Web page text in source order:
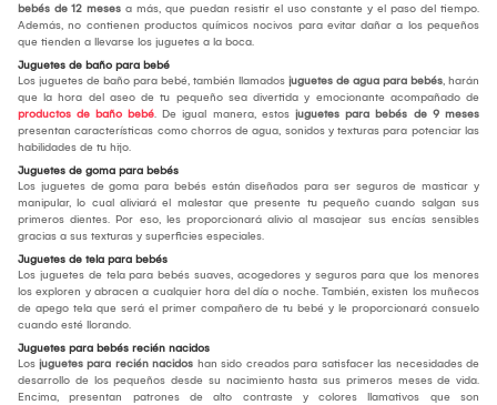
bebés de 12 meses a más, que puedan resistir el uso constante y el paso del tiempo.
Además, no contienen productos químicos nocivos para evitar dañar a los pequeños
que tienden a llevarse los juguetes a la boca.
Juguetes de baño para bebé
Los juguetes de baño para bebé, también llamados juguetes de agua para bebés, harán
que la hora del aseo de tu pequeño sea divertida y emocionante acompañado de
productos de baño bebé. De igual manera, estos juguetes para bebés de 9 meses
presentan características como chorros de agua, sonidos y texturas para potenciar las
habilidades de tu hijo.
Juguetes de goma para bebés
Los juguetes de goma para bebés están diseñados para ser seguros de masticar y
manipular, lo cual aliviará el malestar que presente tu pequeño cuando salgan sus
primeros dientes. Por eso, les proporcionará alivio al masajear sus encías sensibles
gracias a sus texturas y superficies especiales.
Juguetes de tela para bebés
Los juguetes de tela para bebés suaves, acogedores y seguros para que los menores
los exploren y abracen a cualquier hora del día o noche. También, existen los muñecos
de apego tela que será el primer compañero de tu bebé y le proporcionará consuelo
cuando esté llorando.
Juguetes para bebés recién nacidos
Los juguetes para recién nacidos han sido creados para satisfacer las necesidades de
desarrollo de los pequeños desde su nacimiento hasta sus primeros meses de vida.
Encima, presentan patrones de alto contraste y colores llamativos que son